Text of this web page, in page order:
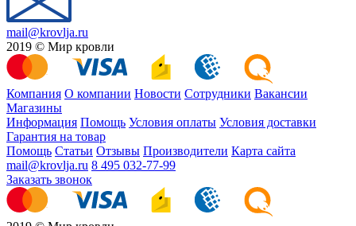
mail@krovlja.ru
2019 © Мир кровли
Компания О компании Новости Сотрудники Вакансии
Магазины
Информация Помощь Условия оплаты Условия доставки
Гарантия на товар
Помощь Статьи Отзывы Производители Карта сайта
mail@krovlja.ru 8 495 032-77-99
Заказать звонок